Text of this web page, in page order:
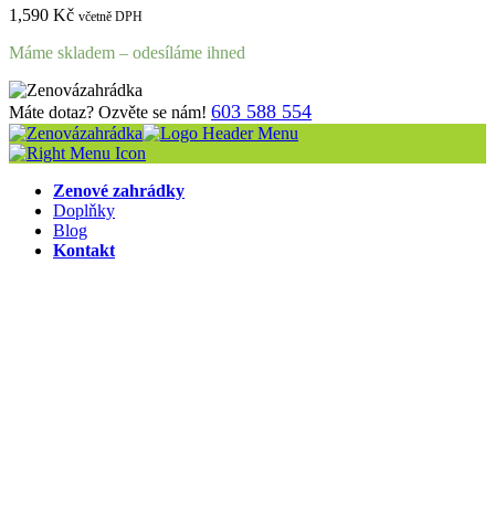
1,590 Kč včetně DPH
Máme skladem – odesíláme ihned
Máte dotaz? Ozvěte se nám! 603 588 554
Zenové zahrádky
Doplňky
Blog
Kontakt